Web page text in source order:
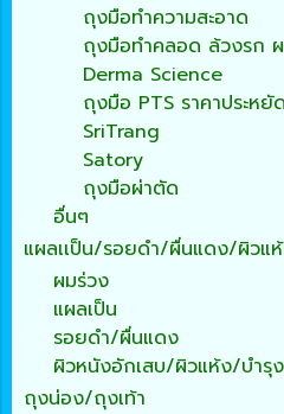
ถุงมือทำความสะอาด
ถุงมือทำคลอด ล้วงรก
Derma Science
ถุงมือ PTS ราคาประหยัด
SriTrang
Satory
ถุงมือผ่าตัด
อื่นๆ
แผลเเป็น/รอยดำ/ผื่นแดง/ผิวแ
ผมร่วง
แผลเป็น
รอยดำ/ผื่นแดง
ผิวหนังอักเสบ/ผิวแห้ง/บำรุ
ถุงน่อง/ถุงเท้า